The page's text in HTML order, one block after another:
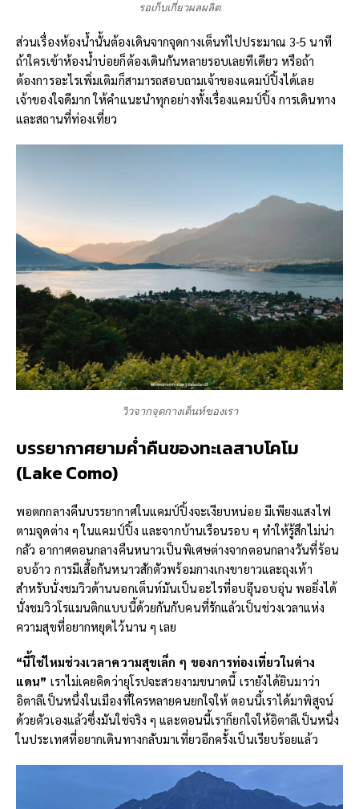
รอเก็บเกี่ยวผลผลิต
ส่วนเรื่องห้องน้ำนั้นต้องเดินจากจุดกางเต็นท์ไปประมาณ 3-5 นาที
ถ้าใครเข้าห้องน้ำบ่อยก็ต้องเดินกันหลายรอบเลยทีเดียว หรือถ้า
ต้องการอะไรเพิ่มเติมก็สามารถสอบถามเจ้าของแคมป์ปิ้งได้เลย
เจ้าของใจดีมาก ให้คำแนะนำทุกอย่างทั้งเรื่องแคมป์ปิ้ง การเดินทาง
และสถานที่ท่องเที่ยว
วิวจากจุดกางเต็นท์ของเรา
บรรยากาศยามค่ำคืนของทะเลสาบโคโม
(Lake Como)
พอตกกลางคืนบรรยากาศในแคมป์ปิ้งจะเงียบหน่อย มีเพียงแสงไฟ
ตามจุดต่าง ๆ ในแคมป์ปิ้ง และจากบ้านเรือนรอบ ๆ ทำให้รู้สึกไม่น่า
กลัว อากาศตอนกลางคืนหนาวเป็นพิเศษต่างจากตอนกลางวันที่ร้อน
อบอ้าว การมีเสื้อกันหนาวสักตัวพร้อมกางเกงขายาวและถุงเท้า
สำหรับนั่งชมวิวด้านนอกเต็นท์มันเป็นอะไรที่อบอุ๊นอบอุ่น พอยิ่งได้
นั่งชมวิวโรแมนติกแบบนี้ด้วยกันกับคนที่รักแล้วเป็นช่วงเวลาแห่ง
ความสุขที่อยากหยุดไว้นาน ๆ เลย
“นี้ใช่ไหมช่วงเวลาความสุขเล็ก ๆ ของการท่องเที่ยวในต่าง
แดน” เราไม่เคยคิดว่ายุโรปจะสวยงามขนาดนี้ เรายังได้ยินมาว่า
อิตาลีเป็นหนึ่งในเมืองที่ใครหลายคนยกใจให้ ตอนนี้เราได้มาพิสูจน์
ด้วยตัวเองแล้วซึ่งมันใช่จริง ๆ และตอนนี้เราก็ยกใจให้อิตาลีเป็นหนึ่ง
ในประเทศที่อยากเดินทางกลับมาเที่ยวอีกครั้งเป็นเรียบร้อยแล้ว